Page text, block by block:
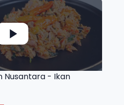
Nusantara - Ikan